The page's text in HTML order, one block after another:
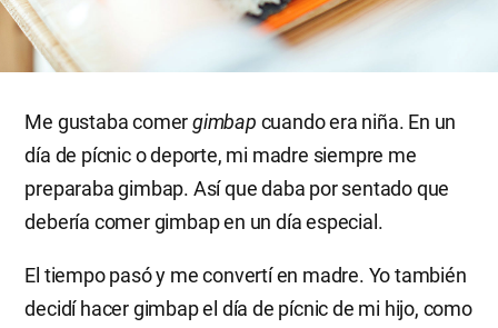
Me gustaba comergimbap cuando era niña. En un
día de pícnic o deporte, mi madre siempre me
preparaba gimbap. Así que daba por sentado que
debería comer gimbap en un día especial.
El tiempo pasó y me convertí en madre. Yo también
decidí hacer gimbap el día de pícnic de mi hijo, como